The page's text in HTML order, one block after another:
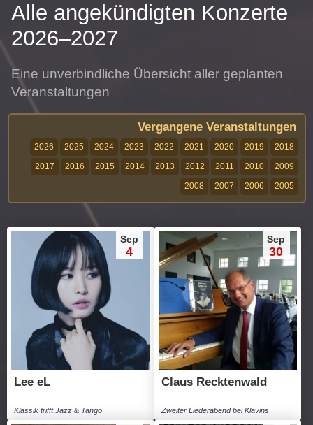
Alle angekündigten Konzerte
2026–2027
Eine unverbindliche Übersicht aller geplanten
Veranstaltungen
Vergangene Veranstaltungen
2026 2025 2024 2023 2022 2021 2020 2019
2018
2017
2016 2015 2014 2013 2012 2011 2010
2009
2008
2007 2006 2005
Sep
4
Lee eL
Klassik trifft Jazz & Tango
Sep
30
Claus Recktenwald
Zweiter Liederabend bei Klavins